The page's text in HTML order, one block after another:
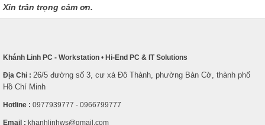
Xin trân trọng cảm ơn.
Khánh Linh PC - Workstation • Hi-End PC & IT Solutions
Địa Chỉ : 26/5 đường số 3, cư xá Đô Thành, phường Bàn Cờ, thành phố
Hồ Chí Minh
Hotline : 0977939777 - 0966799777
Email : khanhlinhws@gmail.com